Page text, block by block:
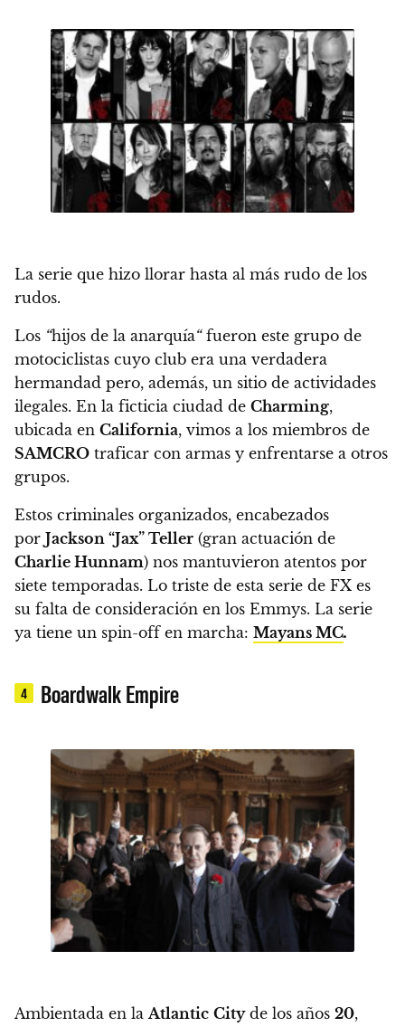
La serie que hizo llorar hasta al más rudo de los
rudos.
Los “hijos de la anarquía“fueron este grupo de
motociclistas cuyo club era una verdadera
hermandad pero, además, un sitio de actividades
ilegales. En la ficticia ciudad de Charming,
ubicada en California, vimos a los miembros de
SAMCRO traficar con armas y enfrentarse a otros
grupos.
Estos criminales organizados, encabezados
por Jackson “Jax” Teller (gran actuación de
Charlie Hunnam) nos mantuvieron atentos por
siete temporadas. Lo triste de esta serie de FX es
su falta de consideración en los Emmys. La serie
ya tiene un spin-off en marcha: Mayans MC.
4 Boardwalk Empire
Ambientada en laAtlantic Cityde los años 20,